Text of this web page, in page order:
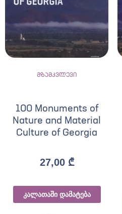
გზამკვლევი
100 Monuments of
Nature and Material
Culture of Georgia
27,00 ₾
კალათაში დამატება